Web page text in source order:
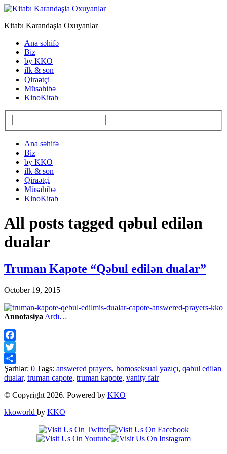
Kitabı Karandaşla Oxuyanlar
Ana səhifə
Biz
by KKO
ilk & son
Qiraətçi
Müsahibə
KinoKitab
Ana səhifə
Biz
by KKO
ilk & son
Qiraətçi
Müsahibə
KinoKitab
All posts tagged qəbul edilən
dualar
Truman Kapote “Qəbul edilən dualar”
October 19, 2015
Annotasiya Ardı…
Facebook
Twitter
Share
Şərhlər: 0 Tags: answered prayers, homoseksual yazıçı, qəbul edilən
dualar, truman capote, truman kapote, vanity fair
© Copyright 2026. Powered by KKO
kkoworld by KKO